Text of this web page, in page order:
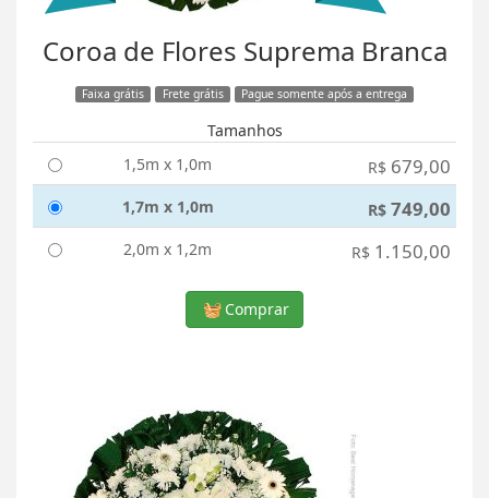
Coroa de Flores Suprema Branca
Faixa grátis Frete grátis Pague somente após a entrega
Tamanhos
1,5m x 1,0m
R$ 679,00
1,7m x 1,0m R$ 749,00
2,0m x 1,2m R$ 1.150,00
Comprar